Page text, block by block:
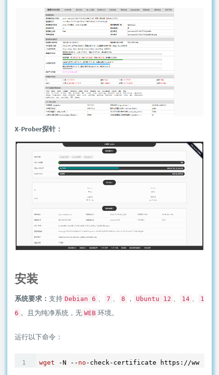
X-Prober探针：
安装
系统要求： 支持 Debian 6 、 7 、 8 ， Ubuntu 12 、 14 、
1
6 。且为纯净系统，无 WEB 环境。
运行以下命令：
wget -N -- no -check-certificate https://